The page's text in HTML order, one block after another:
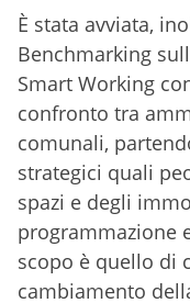
È stata avviata,
Benchmarking
Smart Working
confronto tra
comunali,
strategici quali
spazi e degli
programmazione
scopo è quello di
cambiamento